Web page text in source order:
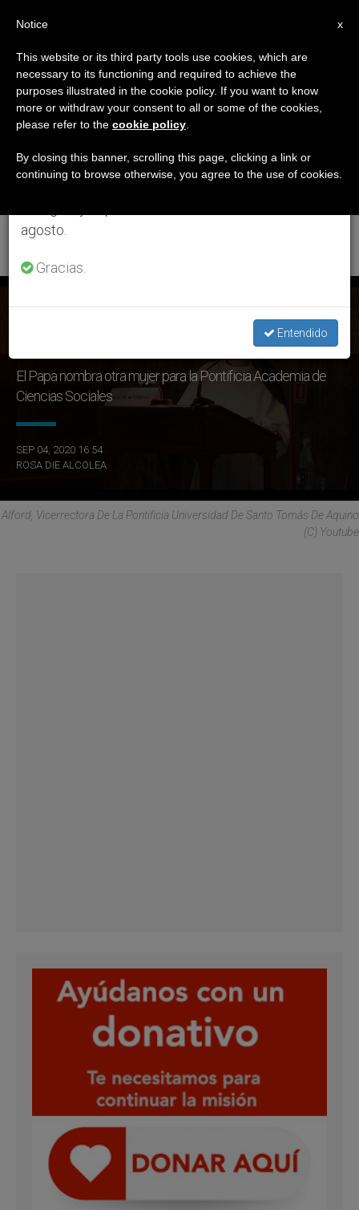
ETIQUETA
Posts Tagged
‘Pontificia Universidad
De Santo Tomás De
El Papa nombra otra mujer para la Pontificia Academia de
Ciencias Sociales
SEP 04, 2020 16:54
ROSA DIE ALCOLEA
Alford, Vicerrectora De La Pontificia Universidad De Santo Tomás De Aquino
(C) Youtube
×
Aviso importante
Del 27 de julio al 7 de agosto haremos la pausa
anual, aprovechando que en el periodo de verano
se generan menos informaciones y también el
agosto.
Gracias.
Entendido
x
Notice
This website or its third party tools use cookies, which are
necessary to its functioning and required to achieve the
purposes illustrated in the cookie policy. If you want to know
more or withdraw your consent to all or some of the cookies,
please refer to the cookie policy
By closing this banner, scrolling this page, clicking a link or
continuing to browse otherwise, you agree to the use of cookies.